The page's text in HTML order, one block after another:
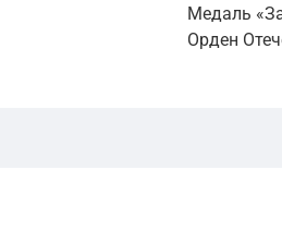
Медаль
Орден